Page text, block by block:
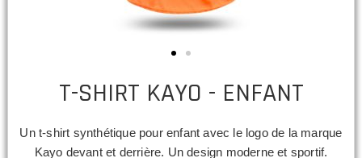
T-SHIRT KAYO - ENFANT
Un t-shirt synthétique pour enfant avec le logo de la marque
Kayo devant et derrière. Un design moderne et sportif.